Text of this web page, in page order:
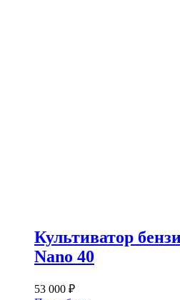
Культиватор
Nano 40
53 000 ₽